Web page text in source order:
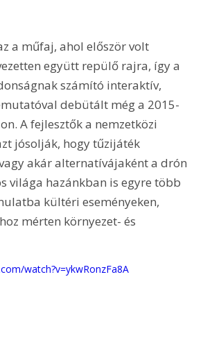
a műfaj, ahol először volt
együtt repülő rajra, így a
számító interaktív,
debütált még a 2015-
A fejlesztők a nemzetközi
jósolják, hogy tűzijáték
akár alternatívájaként a drón
világa hazánkban is egyre több
kültéri eseményeken,
mérten környezet- és
watch?v=ykwRonzFa8A